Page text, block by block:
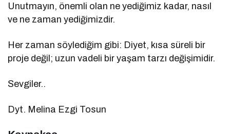
Unutmayın, önemli olan ne yediğimiz kadar, nasıl
ve ne zaman yediğimizdir.
Her zaman söylediğim gibi: Diyet, kısa süreli bir
proje değil; uzun vadeli bir yaşam tarzı değişimidir.
Sevgiler..
Dyt. Melina Ezgi Tosun